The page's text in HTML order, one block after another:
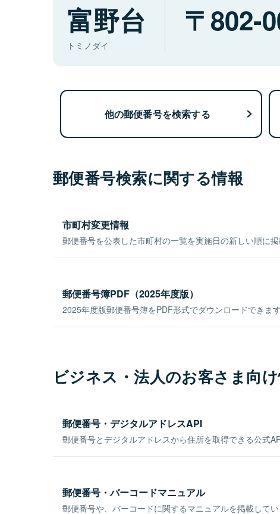
富野台
トミノダイ
802-
他の郵便番号を検索する
郵便番号検索に関する情報
市町村変更情報
郵便番号を公表した市町村の一覧を実施日の新しい順に掲
郵便番号簿PDF（2025年度版）
2025年度版郵便番号簿をPDF形式でダウンロードできます
ビジネス・法人のお客さま向
郵便番号・デジタルアドレスAPI
郵便番号とデジタルアドレスから住所を取得できる公式
郵便番号・バーコードマニュアル
郵便番号や、バーコードに関するマニュアルを掲載してい